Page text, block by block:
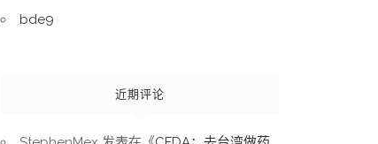
bde9
近期评论